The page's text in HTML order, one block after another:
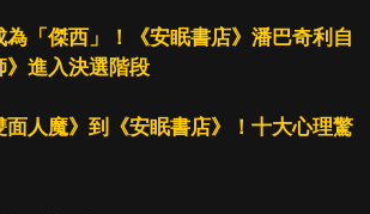
為「傑西」！《安眠書店》潘巴奇利自
》進入決選階段
面人魔》到《安眠書店》！十大心理驚